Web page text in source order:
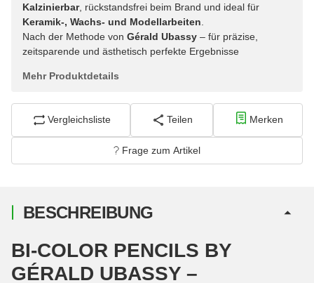
Kalzinierbar, rückstandsfrei beim Brand und ideal für
Keramik-, Wachs- und Modellarbeiten
Nach der Methode von Gérald Ubassy – für präzise,
zeitsparende und ästhetisch perfekte Ergebnisse
Mehr Produktdetails
Vergleichsliste Teilen Merken
Frage zum Artikel
BESCHREIBUNG
BI-COLOR PENCILS BY
GÉRALD UBASSY –